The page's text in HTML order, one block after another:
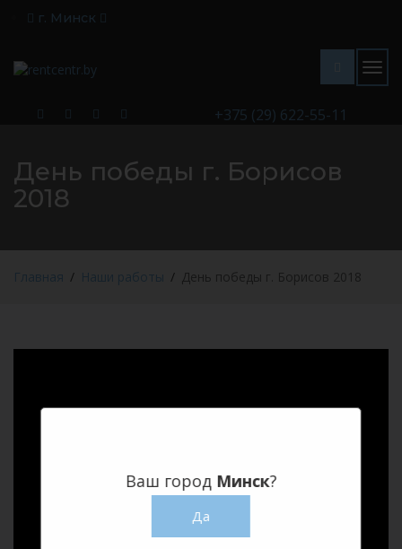
г. Минск
+375 (29) 622-55-11
День победы г. Борисов
2018
Главная Наши работы День победы г. Борисов 2018
Ваш город Минск?
Да